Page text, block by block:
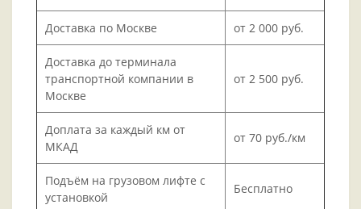
Доставка по Москве от 2 000 руб.
Доставка до терминала
транспортной компании в
Москве
от 2 500 руб.
Доплата за каждый км от
МКАД
от 70 руб./км
Подъём на грузовом лифте с
установкой
Бесплатно